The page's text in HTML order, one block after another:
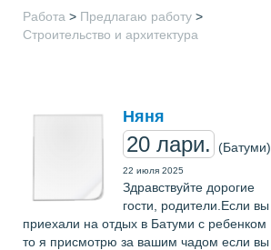
Работа > Предлагаю работу >
Строительство и архитектура
Няня
20 лари. (Батуми)
22 июля 2025
Здравствуйте дорогие
гости, родители.Если вы
приехали на отдых в Батуми с ребенком
то я присмотрю за вашим чадом если вы